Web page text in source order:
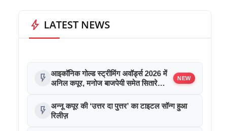
bolt LATEST NEWS
flash_on आइकॉनिक गोल्ड स्ट्रीमिंग अवॉर्ड्स 2026 में
अनिल कपूर, मनोज बाजपेयी समेत सितारे
NEW
flash_on अन्नू कपूर की ‘उत्तर दा पुत्तर’ का टाइटल सॉन्ग हुआ
रिलीज़